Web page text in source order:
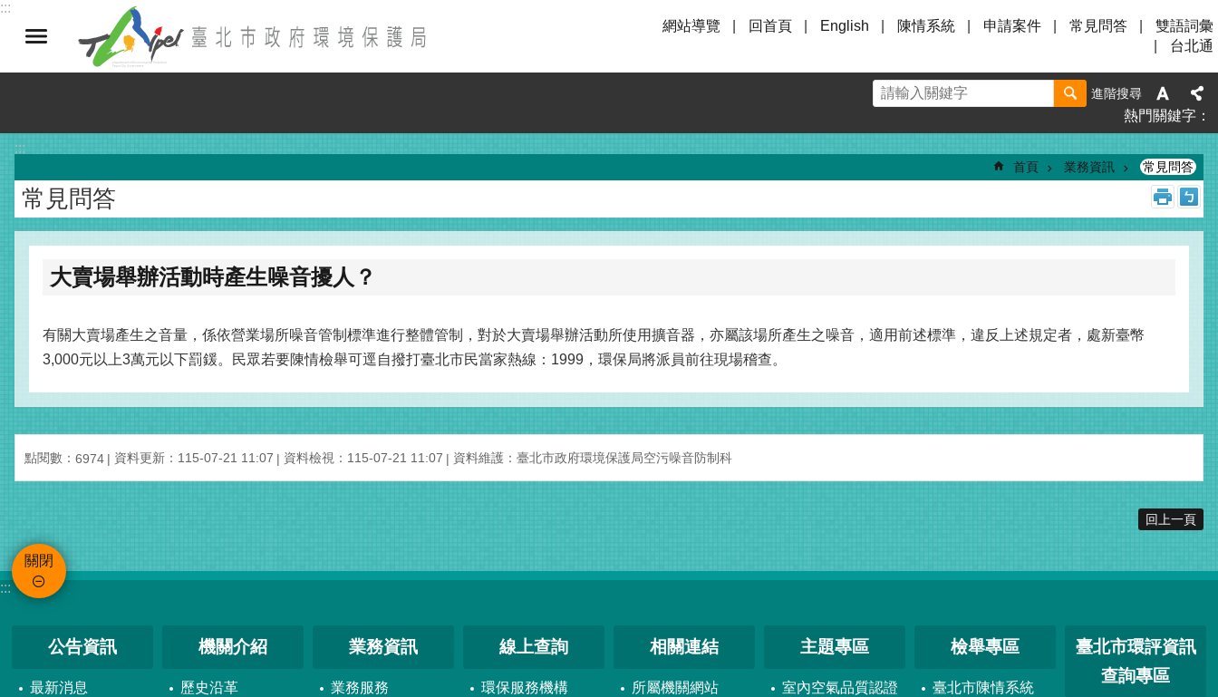
跳到主要內容區塊
:::
網站導覽
回首頁 English 陳情系統 申請案件 常見問答
雙語詞彙
台北通
進階搜尋
熱門關鍵字
:::
首頁 業務資訊 常見問答
常見問答
大賣場舉辦活動時產生噪音擾人？
有關大賣場產生之音量，係依營業場所噪音管制標準進行整體管制，對於大賣場舉辦活動所使用擴音器，亦屬該場所產生之噪音，適用前述標準，違反上述規定者，處新臺幣
3,000元以上3萬元以下罰鍰。民眾若要陳情檢舉可逕自撥打臺北市民當家熱線：1999，環保局將派員前往現場稽查。
點閱數： 6974 資料更新：115-07-21 11:07 資料檢視：115-07-21 11:07 資料維護：臺北市政府環境保護局空污噪音防制科
回上一頁
關閉
:::
公告資訊
最新消息
機關介紹
歷史沿革
業務資訊
業務服務
線上查詢
環保服務機構
相關連結
所屬機關網站
主題專區
室內空氣品質認證
檢舉專區
臺北市陳情系統
臺北市環評資訊
查詢專區